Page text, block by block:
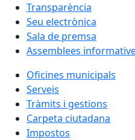
Transparència
Seu electrònica
Sala de premsa
Assemblees
Oficines municipals
Serveis
Tràmits i gestions
Carpeta ciutadana
Impostos